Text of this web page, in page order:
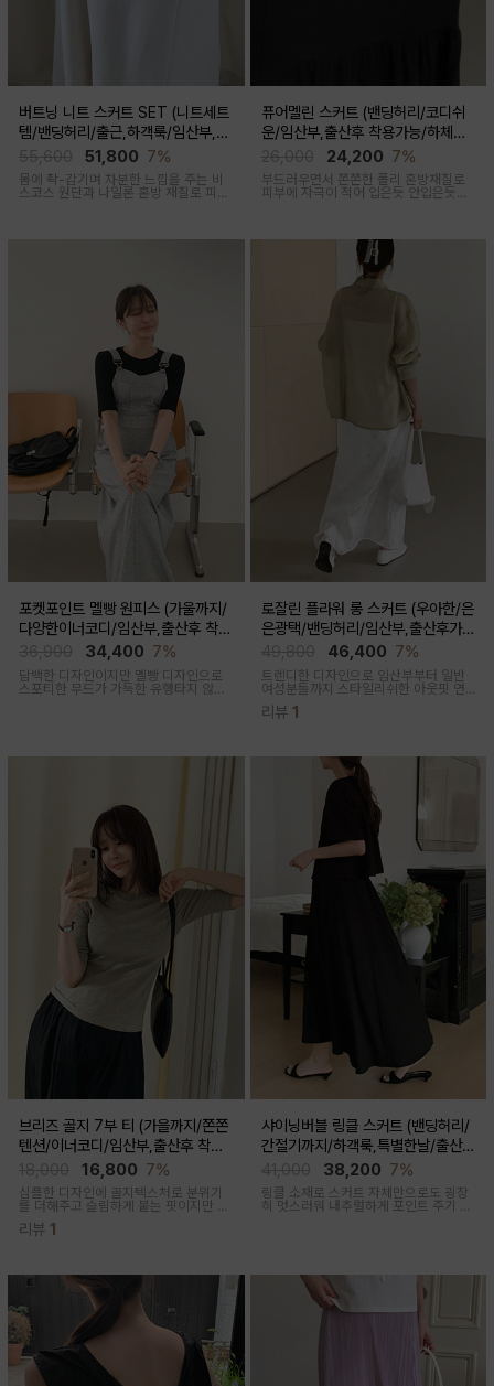
버트닝 니트 스커트 SET (니트세트
템/밴딩허리/출근,하객룩/임산부,출
산후 착용가능)51,800 7%
몸에 촥-감기며 차분한 느낌을 주는 비
스코스 원단과 나일론 혼방 재질로 피부
퓨어멜린 스커트 (밴딩허리/코디쉬
운/임산부,출산후 착용가능/하체커
24,200 7%
부드러우면서 쫀쫀한 폴리 혼방재질로
피부에 자극이 적어 입은듯 안입은듯한
포켓포인트 멜빵 원피스 (가울까지/
다양한이너코디/임산부,출산후 착용
34,400 7%
담백한 디자인이지만 멜빵 디자인으로
스포티한 무드가 가득한 유행타지 않는
로잘린 플라워 롱 스커트 (우아한/은
은광택/밴딩허리/임산부,출산후가
46,400 7%
트렌디한 디자인으로 임산부부터 일반
여성분들까지 스타일리쉬한 아웃핏 연
패턴과 우아한 광택감이 세련된 롱스커
리뷰 1
브리즈 골지 7부 티 (가을까지/쫀쫀
텐션/이너코디/임산부,출산후 착용
16,800 7%
심플한 디자인에 골지텍스처로 분위기
를 더해주고 슬림하게 붙는 핏이지만 부
드러운 모달혼방으로 기분 좋은 칙용감
리뷰 1
샤이닝버블 링클 스커트 (밴딩허리/
간절기까지/하객룩,특별한날/출산후
38,200 7%
링클 소재로 스커트 자체만으로도 굉장
히 멋스러워 내추럴하게 포인트 주기 좋